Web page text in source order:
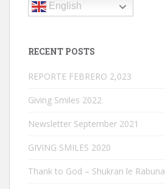
English
RECENT POSTS
REPORTE FEBRERO 2,023
Giving Smiles 2022
Newsletter September 2021
GIVING SMILES 2020
Thank to God – Shukran le Rabuna